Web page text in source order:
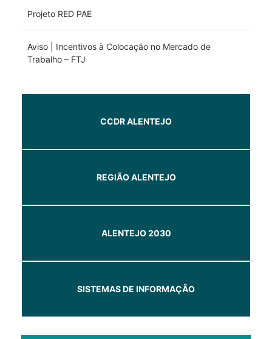
Projeto RED PAE
Aviso | Incentivos à Colocação no Mercado de
Trabalho – FTJ
CCDR ALENTEJO
REGIÃO ALENTEJO
ALENTEJO 2030
SISTEMAS DE INFORMAÇÃO